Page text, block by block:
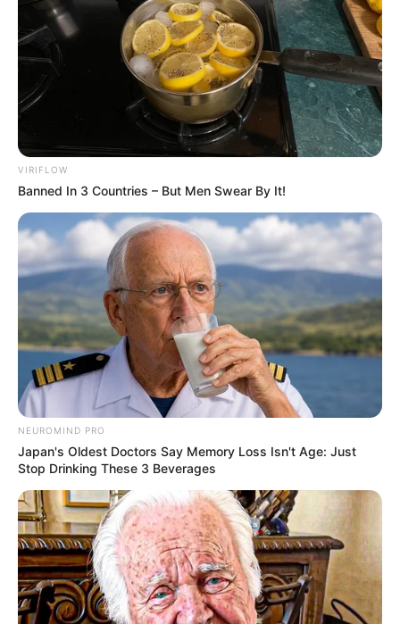
У селі на Закарпатті жінки взялися засипати
джерело, з якого люди набирали питну воду: що
сталося? (фото, відео)
До $20 тисяч за «списання»: на Закарпатті
розслідують схему з військовозобов’язаними —
підозри отримали екскерівники Мукачівського
У Ясінянській громаді відкрили черговий простір
психологічної підтримки (фото)
Катування, кайданки та незаконне утримання
людей: працівника Ужгородського ТЦК
судитимуть, дії ще двох його колег розслідує ДБР
(відео)
«Батько був би живий»: на Закарпатті
злочинець, чекаючи 7 років на вирок, побив до
Категорії
Без рубрики
Гарячi
VIRIFLOW
Banned In 3 Countries – But Men Swear By It!
NEUROMIND PRO
Japan's Oldest Doctors Say Memory Loss Isn't Age: Just
Stop Drinking These 3 Beverages